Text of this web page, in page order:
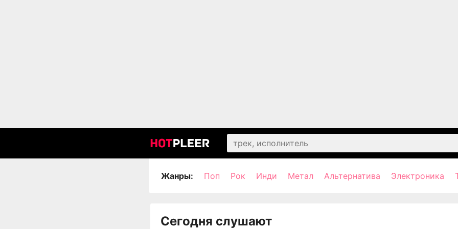
Жанры: Поп Рок Инди Метал Альтернатива Электроника
Сегодня слушают